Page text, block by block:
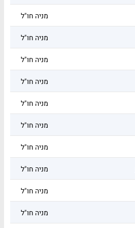
מניה חו"ל
מניה חו"ל
מניה חו"ל
מניה חו"ל
מניה חו"ל
מניה חו"ל
מניה חו"ל
מניה חו"ל
מניה חו"ל
מניה חו"ל